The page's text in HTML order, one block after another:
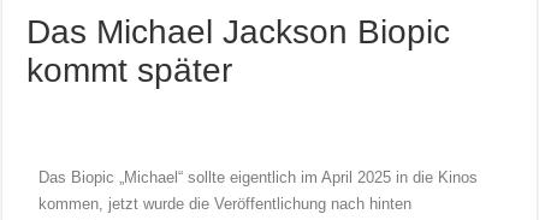
Das Michael Jackson Biopic
kommt später
Das Biopic „Michael“ sollte eigentlich im April 2025 in die Kinos
kommen, jetzt wurde die Veröffentlichung nach hinten